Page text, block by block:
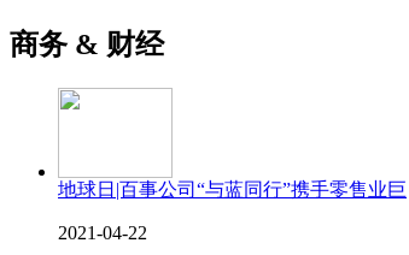
商务 & 财经
地球日|百事公司“与蓝同行”携手零售业巨
2021-04-22